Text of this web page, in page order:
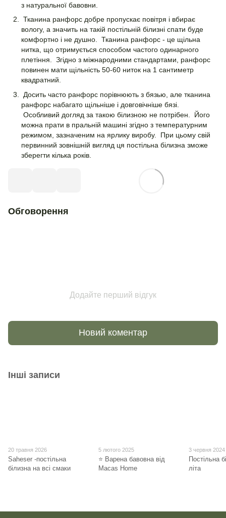
з натуральної бавовни.
Тканина ранфорс добре пропускає повітря і вбирає
вологу, а значить на такій постільній білизні спати буде
комфортно і не душно. Тканина ранфорс - це щільна
нитка, що отримується способом частого одинарного
плетіння. Згідно з міжнародними стандартами, ранфорс
повинен мати щільність 50-60 ниток на 1 сантиметр
квадратний.
Досить часто ранфорс порівнюють з бязью, але тканина
ранфорс набагато щільніше і довговічніше бязі.
Особливий догляд за такою білизною не потрібен. Його
можна прати в пральній машині згідно з температурним
режимом, зазначеним на ярлику виробу. При цьому свій
первинний зовнішній вигляд ця постільна білизна зможе
зберегти кілька років.
Обговорення
Додайте перший відгук
Новий коментар
Інші записи
20 травня 2026
Saheser -постільна
білизна на всі смаки
5 лютого 2025
⭐ Варена бавовна від
Macas Home
3 червня 2024
Постільна
літа